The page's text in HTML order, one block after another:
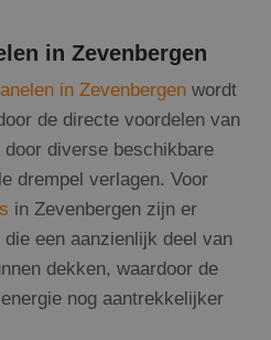
in Zevenbergen
in Zevenbergen wordt
de directe voordelen van
diverse beschikbare
drempel verlagen. Voor
in Zevenbergen zijn er
een aanzienlijk deel van
dekken, waardoor de
nog aantrekkelijker